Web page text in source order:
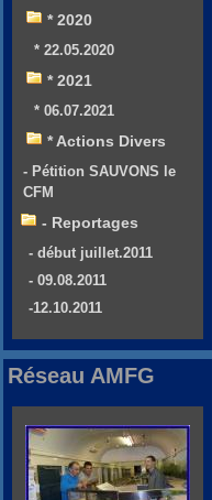
* 2020
* 22.05.2020
* 2021
* 06.07.2021
* Actions Divers
- Pétition SAUVONS le
CFM
- Reportages
- début juillet.2011
- 09.08.2011
-12.10.2011
Réseau AMFG